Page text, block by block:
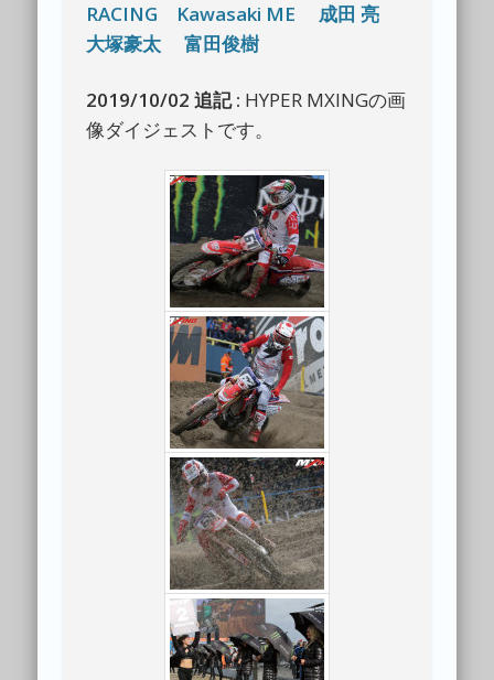
RACING
Kawasaki ME
成田 亮
大塚豪太
富田俊樹
2019/10/02 追記 : HYPER MXINGの画
像ダイジェストです。